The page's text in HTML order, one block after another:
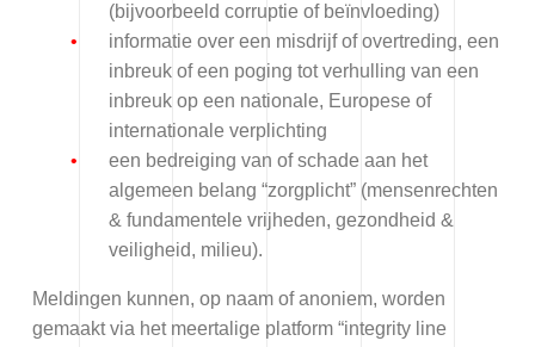
(bijvoorbeeld corruptie of beïnvloeding)
informatie over een misdrijf of overtreding, een
inbreuk of een poging tot verhulling van een
inbreuk op een nationale, Europese of
internationale verplichting
een bedreiging van of schade aan het
algemeen belang “zorgplicht” (mensenrechten
& fundamentele vrijheden, gezondheid &
veiligheid, milieu).
Meldingen kunnen, op naam of anoniem, worden
gemaakt via het meertalige platform “integrity line